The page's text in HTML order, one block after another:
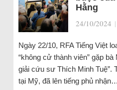
Hằng
24/10/2024 |
Ngày 22/10, RFA Tiếng Việt
“không cử thành viên” gặp
giải cứu sư Thích Minh Tuệ”.
tại Mỹ, đã lên tiếng phủ nhận…